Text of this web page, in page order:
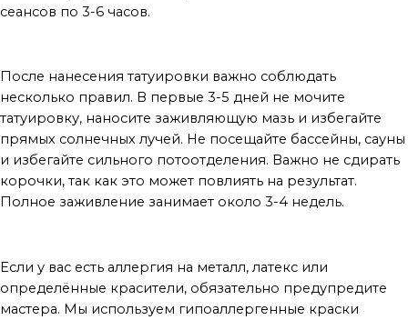
сеансов по 3-6 часов.
После нанесения татуировки важно соблюдать
несколько правил. В первые 3-5 дней не мочите
татуировку, наносите заживляющую мазь и избегайте
прямых солнечных лучей. Не посещайте бассейны, сауны
и избегайте сильного потоотделения. Важно не сдирать
корочки, так как это может повлиять на результат.
Полное заживление занимает около 3-4 недель.
Если у вас есть аллергия на металл, латекс или
определённые красители, обязательно предупредите
мастера. Мы используем гипоаллергенные краски